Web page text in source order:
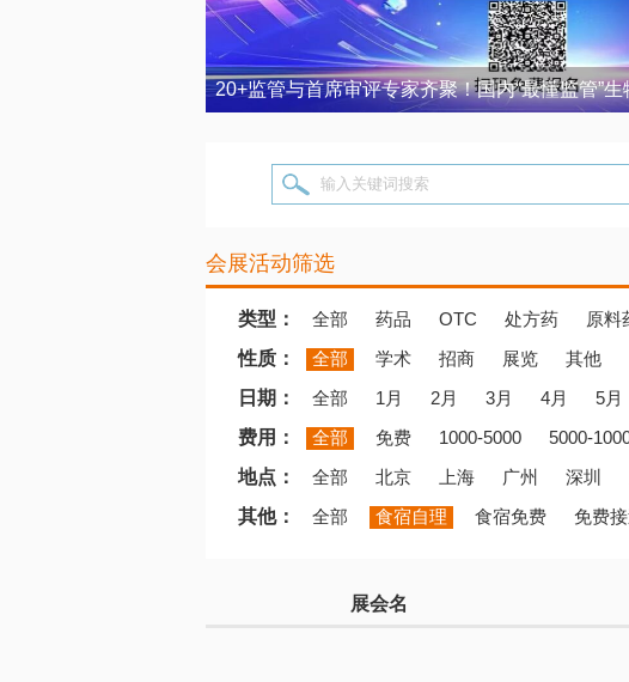
20+监管与首席审评专家齐聚！国内“最懂监管”
输入关键词搜索
会展活动筛选
类型： 全部 药品 OTC 处方药 原料
性质：
全部 学术 招商 展览
其他
日期：
全部 1月 2月 3月 4月 5月
费用：
全部 免费 1000-5000 5000-
地点：
全部 北京 上海 广州 深圳
其他：
全部 食宿自理 食宿免费 免费
展会名